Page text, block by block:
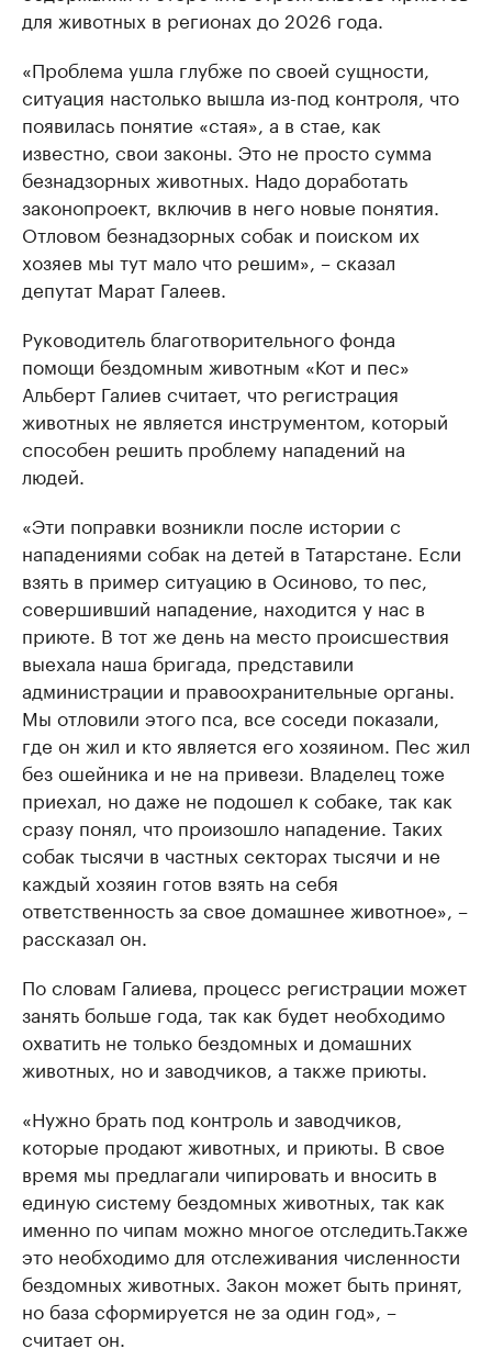
для животных в регионах до 2026 года.
«Проблема ушла глубже по своей сущности,
ситуация настолько вышла из-под контроля, что
появилась понятие «стая», а в стае, как
известно, свои законы. Это не просто сумма
безнадзорных животных. Надо доработать
законопроект, включив в него новые понятия.
Отловом безнадзорных собак и поиском их
хозяев мы тут мало что решим», – сказал
депутат Марат Галеев.
Руководитель благотворительного фонда
помощи бездомным животным «Кот и пес»
Альберт Галиев считает, что регистрация
животных не является инструментом, который
способен решить проблему нападений на
людей.
«Эти поправки возникли после истории с
нападениями собак на детей в Татарстане. Если
взять в пример ситуацию в Осиново, то пес,
совершивший нападение, находится у нас в
приюте. В тот же день на место происшествия
выехала наша бригада, представили
администрации и правоохранительные органы.
Мы отловили этого пса, все соседи показали,
где он жил и кто является его хозяином. Пес жил
без ошейника и не на привези. Владелец тоже
приехал, но даже не подошел к собаке, так как
сразу понял, что произошло нападение. Таких
собак тысячи в частных секторах тысячи и не
каждый хозяин готов взять на себя
ответственность за свое домашнее животное», –
рассказал он.
По словам Галиева, процесс регистрации может
занять больше года, так как будет необходимо
охватить не только бездомных и домашних
животных, но и заводчиков, а также приюты.
«Нужно брать под контроль и заводчиков,
которые продают животных, и приюты. В свое
время мы предлагали чипировать и вносить в
единую систему бездомных животных, так как
именно по чипам можно многое отследить.Также
это необходимо для отслеживания численности
бездомных животных. Закон может быть принят,
но база сформируется не за один год», –
считает он.